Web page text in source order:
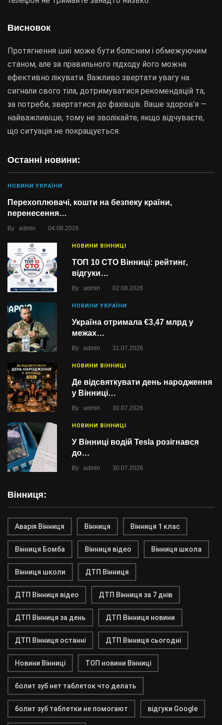
Останні новини:
НОВИНИ УКРАЇНИ
Перехоплювачі, кошти на безпеку країни,
перенесення…
By admin . 04.08.2026
НОВИНИ ВІННИЦІ
ТОП 10 СТО Вінниці: рейтинг,
відгуки…
By admin . 02.08.2026
НОВИНИ УКРАЇНИ
Україна отримала €3,47 млрд у
межах…
By admin . 31.07.2026
НОВИНИ ВІННИЦІ
Де відсвяткувати день народження
у Вінниці…
By admin . 30.07.2026
НОВИНИ ВІННИЦІ
У Вінниці водій Tesla розігнався
до…
By admin . 30.07.2026
Вінниця:
Аварія Вінниця Вінниця Вінниця 1 клас
Вінниця Бомба Вінниця відео Вінниця школа
Вінниця школи ДТП Вінниця
ДТП Вінниця відео ДТП Вінниця за 7 днів
ДТП Вінниця за день ДТП Вінниця новини
ДТП Вінниця останні ДТП Вінниця сьогодні
Новини Вінниці ТОП новини Вінниці
болит зуб нет таблеток что делать
болит зуб таблетки не помогают відгуки Google
Висновок
Протягнення шиї може бути болісним і обмежуючим
станом, але за правильного підходу його можна
ефективно лікувати. Важливо звертати увагу на
сигнали свого тіла, дотримуватися рекомендацій та,
за потреби, звертатися до фахівців. Ваше здоров’я —
найважливіше, тому не зволікайте, якщо відчуваєте,
що ситуація не покращується.